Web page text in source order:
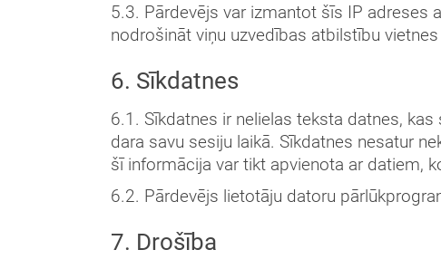
5.3. Pārdevējs var izmantot šīs IP adreses
nodrošināt viņu uzvedības atbilstību
6. Sīkdatnes
6.1. Sīkdatnes ir nelielas teksta datnes,
dara savu sesiju laikā. Sīkdatnes nesatur
šī informācija var tikt apvienota ar datiem,
6.2. Pārdevējs lietotāju datoru
7. Drošība